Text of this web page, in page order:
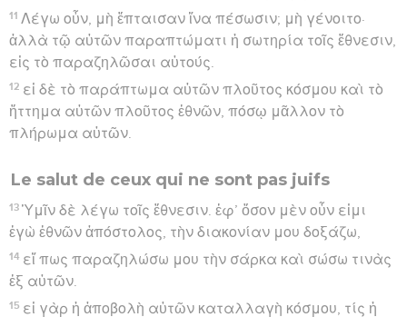
11 Λέγω οὖν, μὴ ἔπταισαν ἵνα πέσωσιν; μὴ γένοιτο·
ἀλλὰ τῷ αὐτῶν παραπτώματι ἡ σωτηρία τοῖς ἔθνεσιν,
εἰς τὸ παραζηλῶσαι αὐτούς.
12 εἰ δὲ τὸ παράπτωμα αὐτῶν πλοῦτος κόσμου καὶ τὸ
ἥττημα αὐτῶν πλοῦτος ἐθνῶν, πόσῳ μᾶλλον τὸ
πλήρωμα αὐτῶν.
Le salut de ceux qui ne sont pas juifs
13 Ὑμῖν δὲ λέγω τοῖς ἔθνεσιν. ἐφ’ ὅσον μὲν οὖν εἰμι
ἐγὼ ἐθνῶν ἀπόστολος, τὴν διακονίαν μου δοξάζω,
14 εἴ πως παραζηλώσω μου τὴν σάρκα καὶ σώσω τινὰς
ἐξ αὐτῶν.
15 εἰ γὰρ ἡ ἀποβολὴ αὐτῶν καταλλαγὴ κόσμου, τίς ἡ